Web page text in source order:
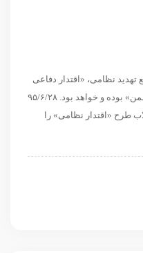
نظامی، «اقتدار دفاعی
و خواهد بود. ۹۵/۶/۲۸
طرح «اقتدار نظامی» را